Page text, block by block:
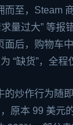
而至，Steam
求量过大” 等报
面后，购物车
“缺货”，全程
的炒作行为随
原本 99 美元